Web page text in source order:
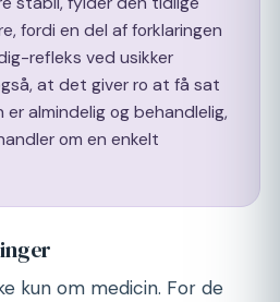
fordi en del af forklaringen
refleks ved usikker
at det giver ro at få sat
almindelig og behandlelig,
om en enkelt
kun om medicin. For de